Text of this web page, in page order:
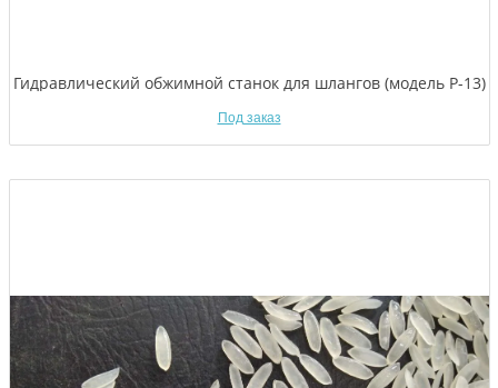
Гидравлический обжимной станок для шлангов (модель P-13)
Под заказ